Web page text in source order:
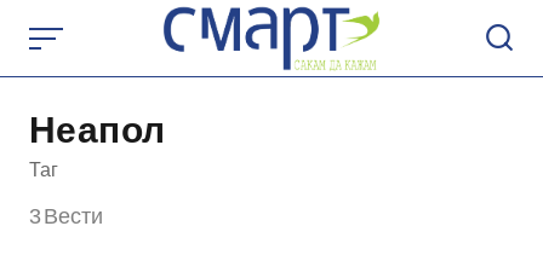
content
Неапол
Таг
3Вести